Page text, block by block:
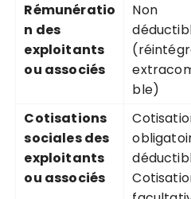
Rémunératio
n des
exploitants
ou associés
Non
ble)
Cotisations
sociales des
exploitants
ou associés